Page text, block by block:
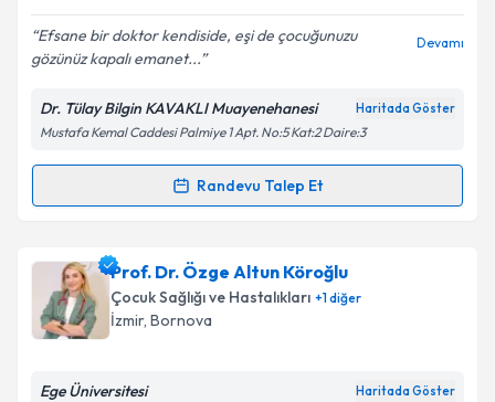
Kişisel verilerimin işlenmesine ilişkin
Aydınlatma
Metni'ni okudum ve kişisel verilerimin belirtilen
kapsamda işlenmesini kabul ediyorum.
Efsane bir doktor kendiside, eşi de çocuğunuzu
gözünüz kapalı emanet...
Devamı
Dr. Tülay Bilgin KAVAKLI Muayenehanesi Haritada Göster
Mustafa Kemal Caddesi Palmiye 1 Apt. No:5 Kat:2 Daire:3
Randevu Talep Et
Randevu Takvimi Talebi
Uzm. Dr. Tülay Bilgin Kavaklıiçin randevu takvimi
talebi oluşturun. Size bu uzmandan randevu almanız
için bir takvim hazırlandığında e-posta ile
bilgilendireceğiz.
E-posta Adresiniz
Prof. Dr. Özge Altun Köroğlu
Çocuk Sağlığı ve Hastalıkları +1diğer
İzmir, Bornova
Ege Üniversitesi Haritada Göster